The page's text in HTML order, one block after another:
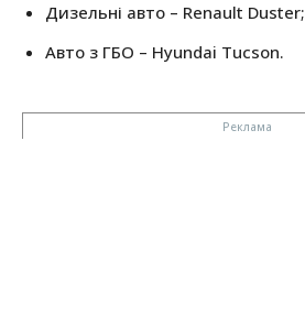
Дизельні авто – Renault Duster;
Авто з ГБО – Hyundai Tucson.